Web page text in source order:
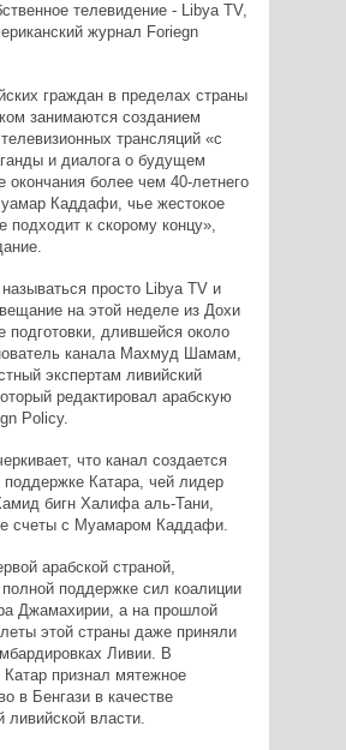
телевидение - Libya TV,
журнал Foriegn
граждан в пределах страны
занимаются созданием
трансляций «с
и диалога о будущем
окончания более чем 40-летнего
Каддафи, чье жестокое
подходит к скорому концу»,
просто Libya TV и
на этой неделе из Дохи
подготовки, длившейся около
канала Махмуд Шамам,
экспертам ливийский
редактировал арабскую
Policy.
что канал создается
Катара, чей лидер
бигн Халифа аль-Тани,
счеты с Муамаром Каддафи.
арабской страной,
поддержке сил коалиции
Джамахирии, а на прошлой
этой страны даже приняли
Ливии. В
Катар признал мятежное
в Бенгази в качестве
ливийской власти.